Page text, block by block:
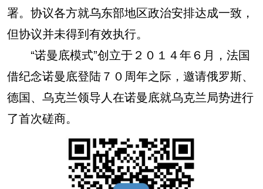
署。协议各方就乌东部地区政治安排达成一致，
但协议并未得到有效执行。
“诺曼底模式”创立于２０１４年６月，法国
借纪念诺曼底登陆７０周年之际，邀请俄罗斯、
德国、乌克兰领导人在诺曼底就乌克兰局势进行
了首次磋商。